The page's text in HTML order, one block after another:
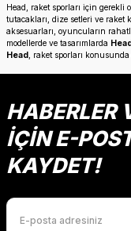
Head, raket sporları için
tutacakları, dize setleri ve
aksesuarları, oyuncuların
modellerde ve tasarımlarda
Head , raket sporları
HABERLER
İÇİN E-
KAYDET!